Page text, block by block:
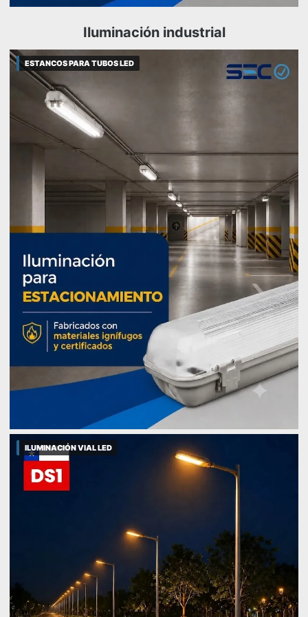
Iluminación industrial
ESTANCOS PARA TUBOS LED
ILUMINACIÓN VIAL LED